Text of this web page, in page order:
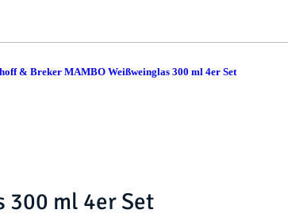
& Breker MAMBO Weißweinglas 300 ml 4er Set
300 ml 4er Set